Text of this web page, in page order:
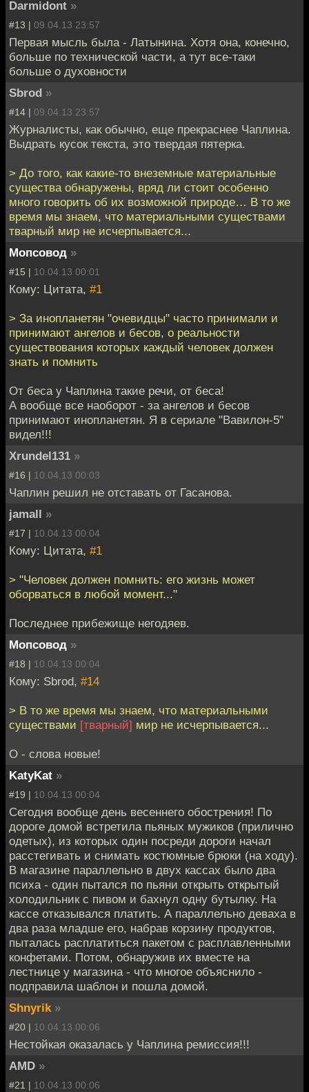
Darmidont »
#13 | 09.04.13 23:57
Первая мысль была - Латынина. Хотя она, конечно,
больше по технической части, а тут все-таки
больше о духовности
Sbrod »
#14 | 09.04.13 23:57
Журналисты, как обычно, еще прекраснее Чаплина.
Выдрать кусок текста, это твердая пятерка.
> До того, как какие-то внеземные материальные
существа обнаружены, вряд ли стоит особенно
много говорить об их возможной природе… В то же
время мы знаем, что материальными существами
тварный мир не исчерпывается...
Мопсовод »
#15 | 10.04.13 00:01
Кому: Цитата, #1
> За инопланетян "очевидцы" часто принимали и
принимают ангелов и бесов, о реальности
существования которых каждый человек должен
знать и помнить
От беса у Чаплина такие речи, от беса!
А вообще все наоборот - за ангелов и бесов
принимают инопланетян. Я в сериале "Вавилон-5"
видел!!!
Xrundel131 »
#16 | 10.04.13 00:03
Чаплин решил не отставать от Гасанова.
jamall »
#17 | 10.04.13 00:04
Кому: Цитата, #1
> "Человек должен помнить: его жизнь может
оборваться в любой момент..."
Последнее прибежище негодяев.
Мопсовод »
#18 | 10.04.13 00:04
Кому: Sbrod, #14
> В то же время мы знаем, что материальными
существами [тварный] мир не исчерпывается...
О - слова новые!
KatyKat »
#19 | 10.04.13 00:04
Сегодня вообще день весеннего обострения! По
дороге домой встретила пьяных мужиков (прилично
одетых), из которых один посреди дороги начал
расстегивать и снимать костюмные брюки (на ходу).
В магазине параллельно в двух кассах было два
психа - один пытался по пьяни открыть открытый
холодильник с пивом и бахнул одну бутылку. На
кассе отказывался платить. А параллельно деваха в
два раза младше его, набрав корзину продуктов,
пыталась расплатиться пакетом с расплавленными
конфетами. Потом, обнаружив их вместе на
лестнице у магазина - что многое объяснило -
подправила шаблон и пошла домой.
Shnyrik »
#20 | 10.04.13 00:06
Нестойкая оказалась у Чаплина ремиссия!!!
AMD »
#21 | 10.04.13 00:06